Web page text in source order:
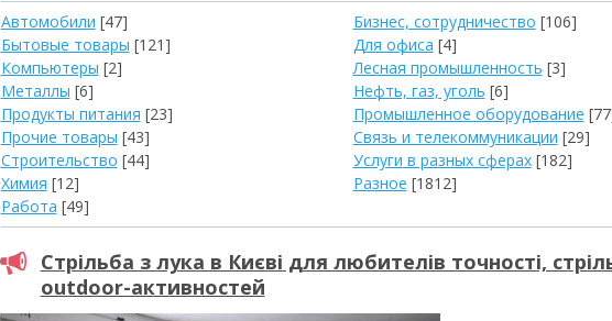
Автомобили [47] Бизнес, сотрудничество [106]
Бытовые товары [121] Для офиса [4]
Компьютеры [2] Лесная промышленность [3]
Металлы [6] Нефть, газ, уголь [6]
Продукты питания [23] Промышленное оборудование
Прочие товары [43] Связь и телекоммуникации [29]
Строительство [44] Услуги в разных сферах [182]
Химия [12] Разное [1812]
Работа [49]
Стрільба з лука в Києві для любителів точності,
outdoor-активностей